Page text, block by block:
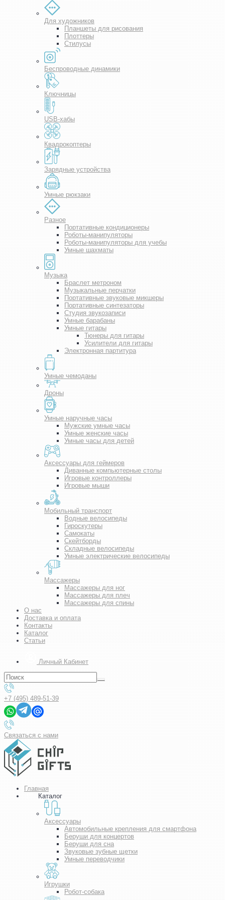
Для художников
Планшеты для рисования
Плоттеры
Стилусы
Беспроводные динамики
Ключницы
USB-хабы
Квадрокоптеры
Зарядные устройства
Умные рюкзаки
Разное
Портативные кондиционеры
Роботы-манипуляторы
Роботы-манипуляторы для учебы
Умные шахматы
Музыка
Браслет метроном
Музыкальные перчатки
Портативные звуковые микшеры
Портативные синтезаторы
Студия звукозаписи
Умные барабаны
Умные гитары
Тюнеры для гитары
Усилители для гитары
Электронная партитура
Умные чемоданы
Дроны
Умные наручные часы
Мужские умные часы
Умные женские часы
Умные часы для детей
Аксессуары для геймеров
Диванные компьютерные столы
Игровые контроллеры
Игровые мыши
Мобильный транспорт
Водные велосипеды
Гироскутеры
Самокаты
Скейтборды
Складные велосипеды
Умные электрические велосипеды
Массажеры
Массажеры для ног
Массажеры для плеч
Массажеры для спины
О нас
Доставка и оплата
Контакты
Каталог
Статьи
Личный Кабинет
+7 (495) 489-51-39
Связаться с нами
Главная
Каталог
Аксессуары
Автомобильные крепления для смартфона
Беруши для концертов
Беруши для сна
Звуковые зубные щетки
Умные переводчики
Игрушки
Робот-собака